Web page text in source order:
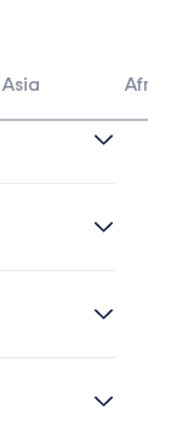
Asia África